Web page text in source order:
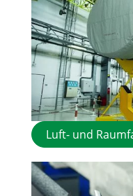
Luft- und